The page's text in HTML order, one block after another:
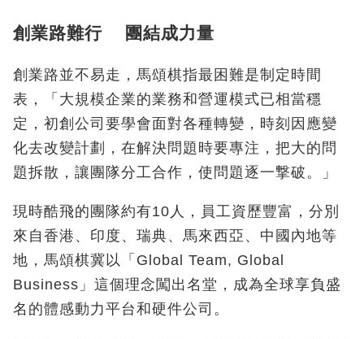
創業路難行 團結成力量
創業路並不易走，馬頌棋指最困難是制定時間
表，「大規模企業的業務和營運模式已相當穩
定，初創公司要學會面對各種轉變，時刻因應變
化去改變計劃，在解決問題時要專注，把大的問
題拆散，讓團隊分工合作，使問題逐一撃破。」
現時酷飛的團隊約有10人，員工資歷豐富，分別
來自香港、印度、瑞典、馬來西亞、中國內地等
地，馬頌棋冀以「Global Team, Global
Business」這個理念闖出名堂，成為全球享負盛
名的體感動力平台和硬件公司。